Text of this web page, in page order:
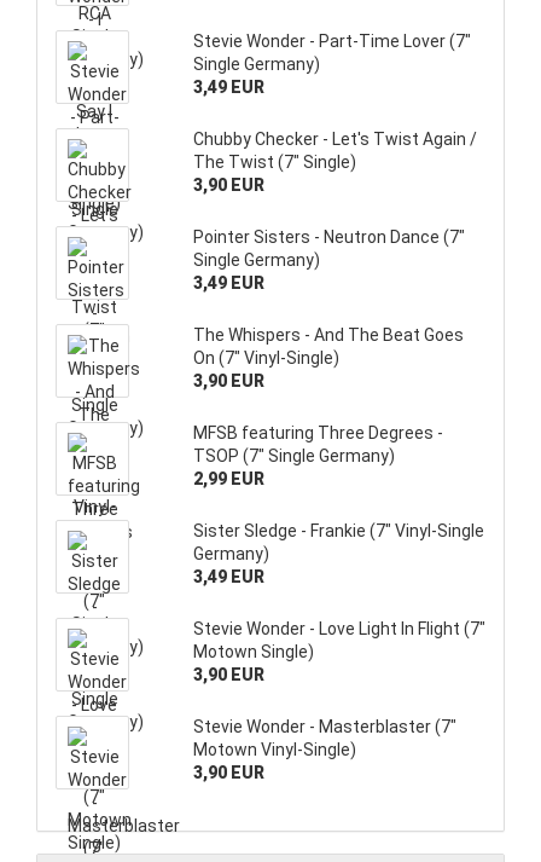
Stevie Wonder - Part-Time Lover (7"
Single Germany)
3,49 EUR
Chubby Checker - Let's Twist Again /
The Twist (7" Single)
3,90 EUR
Pointer Sisters - Neutron Dance (7"
Single Germany)
3,49 EUR
The Whispers - And The Beat Goes
On (7" Vinyl-Single)
3,90 EUR
MFSB featuring Three Degrees -
TSOP (7" Single Germany)
2,99 EUR
Sister Sledge - Frankie (7" Vinyl-Single
Germany)
3,49 EUR
Stevie Wonder - Love Light In Flight (7"
Motown Single)
3,90 EUR
Stevie Wonder - Masterblaster (7"
Motown Vinyl-Single)
3,90 EUR